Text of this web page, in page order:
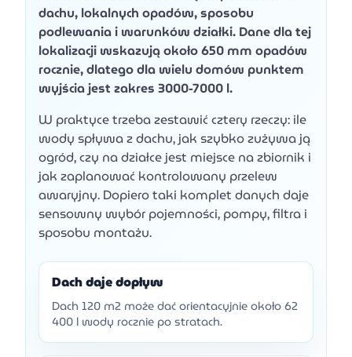
dachu, lokalnych opadów, sposobu
podlewania i warunków działki. Dane dla tej
lokalizacji wskazują około 650 mm opadów
rocznie, dlatego dla wielu domów punktem
wyjścia jest zakres 3000-7000 l.
W praktyce trzeba zestawić cztery rzeczy: ile
wody spływa z dachu, jak szybko zużywa ją
ogród, czy na działce jest miejsce na zbiornik i
jak zaplanować kontrolowany przelew
awaryjny. Dopiero taki komplet danych daje
sensowny wybór pojemności, pompy, filtra i
sposobu montażu.
Dach daje dopływ
Dach 120 m2 może dać orientacyjnie około 62
400 l wody rocznie po stratach.